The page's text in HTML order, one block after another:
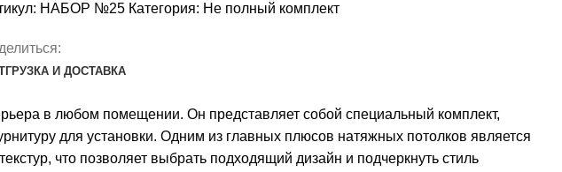
НАБОР №25 Категория: Не полный комплект
И ДОСТАВКА
в любом помещении. Он представляет собой специальный комплект,
для установки. Одним из главных плюсов натяжных потолков является
что позволяет выбрать подходящий дизайн и подчеркнуть стиль